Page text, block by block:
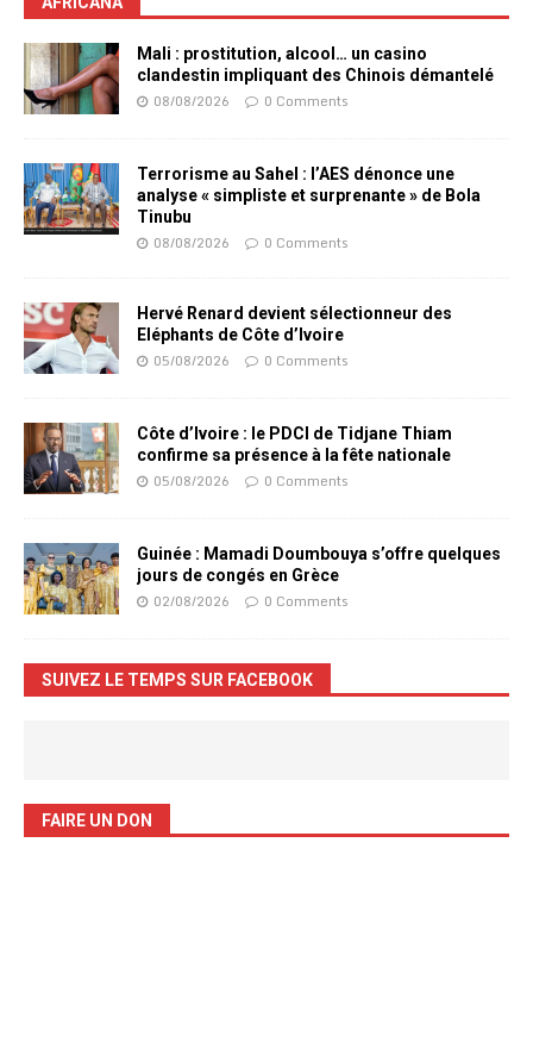
Mali : prostitution, alcool… un casino
clandestin impliquant des Chinois démantelé
08/08/2026 0 Comments
Terrorisme au Sahel : l’AES dénonce une
analyse « simpliste et surprenante » de Bola
Tinubu
08/08/2026 0 Comments
Hervé Renard devient sélectionneur des
Eléphants de Côte d’Ivoire
05/08/2026 0 Comments
Côte d’Ivoire : le PDCI de Tidjane Thiam
confirme sa présence à la fête nationale
05/08/2026 0 Comments
Guinée : Mamadi Doumbouya s’offre quelques
jours de congés en Grèce
02/08/2026 0 Comments
SUIVEZ LE TEMPS SUR FACEBOOK
FAIRE UN DON